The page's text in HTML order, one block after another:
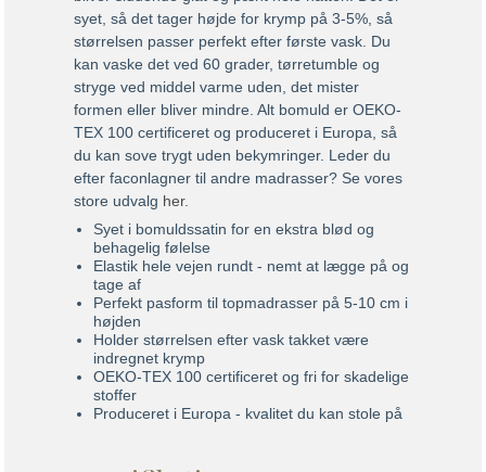
syet, så det tager højde for krymp på 3-5%, så
størrelsen passer perfekt efter første vask. Du
kan vaske det ved 60 grader, tørretumble og
stryge ved middel varme uden, det mister
formen eller bliver mindre. Alt bomuld er OEKO-
TEX 100 certificeret og produceret i Europa, så
du kan sove trygt uden bekymringer. Leder du
efter faconlagner til andre madrasser? Se vores
store udvalg her.
Syet i bomuldssatin for en ekstra blød og
behagelig følelse
Elastik hele vejen rundt - nemt at lægge på og
tage af
Perfekt pasform til topmadrasser på 5-10 cm i
højden
Holder størrelsen efter vask takket være
indregnet krymp
OEKO-TEX 100 certificeret og fri for skadelige
stoffer
Produceret i Europa - kvalitet du kan stole på